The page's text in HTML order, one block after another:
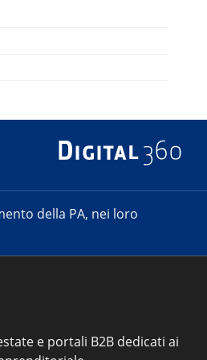
della PA, nei loro
e portali B2B dedicati ai